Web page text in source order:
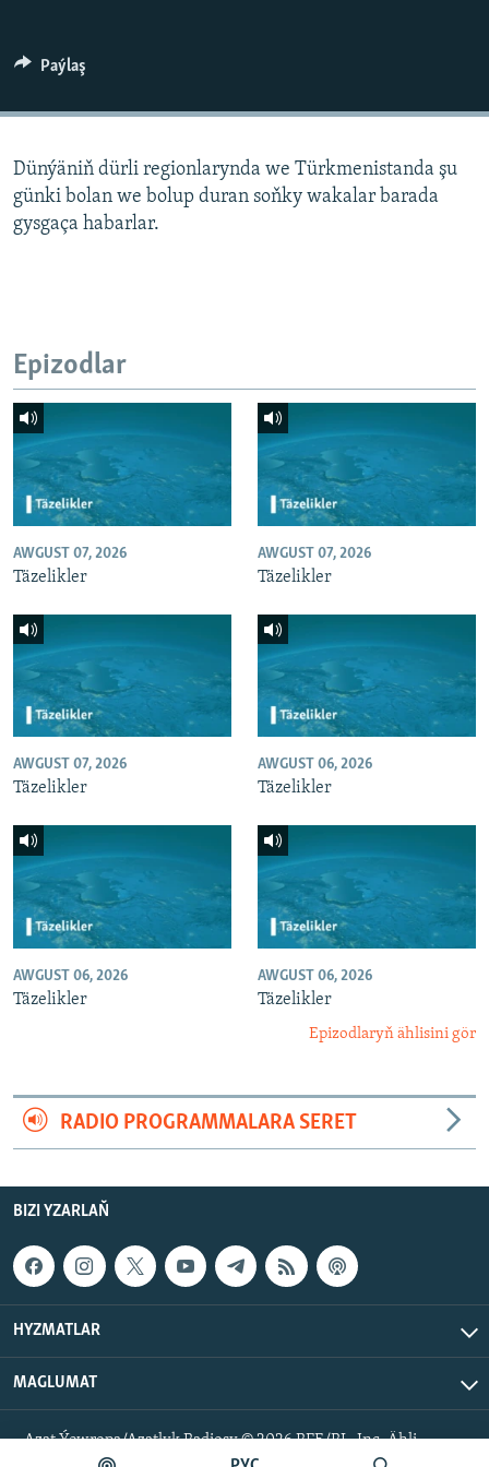
Paýlaş
Dünýäniň dürli regionlarynda we Türkmenistanda şu
günki bolan we bolup duran soňky wakalar barada
gysgaça habarlar.
Epizodlar
AWGUST 07, 2026
Täzelikler
AWGUST 07, 2026
Täzelikler
AWGUST 07, 2026
Täzelikler
AWGUST 06, 2026
Täzelikler
AWGUST 06, 2026
Täzelikler
AWGUST 06, 2026
Täzelikler
Epizodlaryň ählisini gör
RADIO PROGRAMMALARA SERET
BIZI YZARLAŇ
HYZMATLAR
MAGLUMAT
Azat Ýewropa/Azatlyk Radiosy © 2026 RFE/RL, Inc. Ähli
hukuklar goralan.